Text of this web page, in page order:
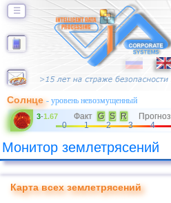
☰
Солнце- уровень невозмущенный
3-1.67 Факт G S R Прогноз
0
1 2 3 4
Монитор землетрясений
Карта всех землетрясений